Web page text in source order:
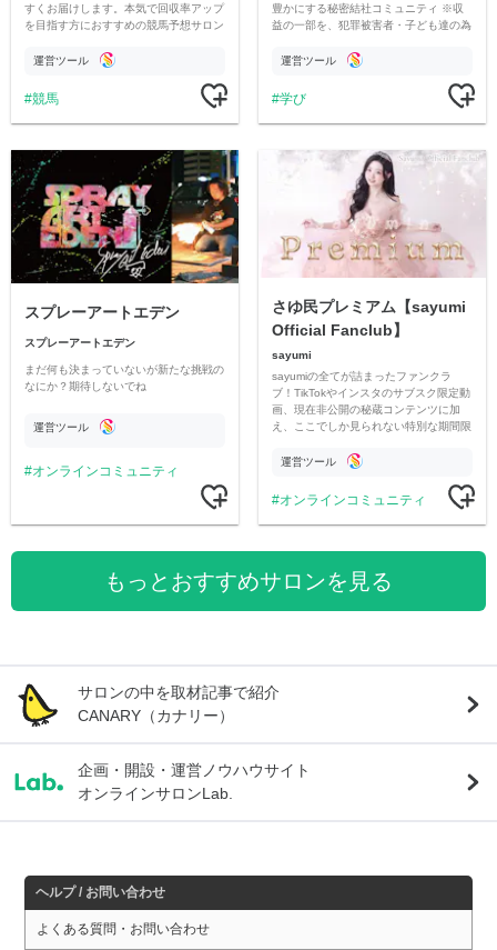
すくお届けします。本気で回収率アップ
を目指す方におすすめの競馬予想サロン
運営ツール
競馬
豊かにする秘密結社コミュニティ ※収
益の一部を、犯罪被害者・子ども達の為
す運営ツール
学び
スプレーアートエデン
スプレーアートエデン
まだ何も決まっていないが新たな挑戦の
なにか？期待しないでね
運営ツール
オンラインコミュニティ
さゆ民プレミアム【sayumi
Official Fanclub】
sayumi
sayumiの全てが詰まったファンクラ
ブ！TikTokやインスタのサブスク限定動
画、現在非公開の秘蔵コンテンツに加
え、ここでしか見られない特別な期間限
運営ツール
オンラインコミュニティ
もっとおすすめサロンを見る
サロンの中を取材記事で紹介
CANARY（カナリー）
企画・開設・運営ノウハウサイト
オンラインサロンLab.
ヘルプ / お問い合わせ
よくある質問・お問い合わせ